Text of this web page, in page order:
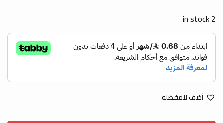
2 in stock
أضف للمفضله